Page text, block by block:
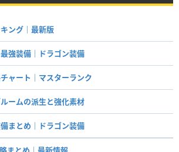
ング｜最新版
強装備｜ドラゴン装備
ャート｜マスターランク
ームの派生と強化素材
まとめ｜ドラゴン装備